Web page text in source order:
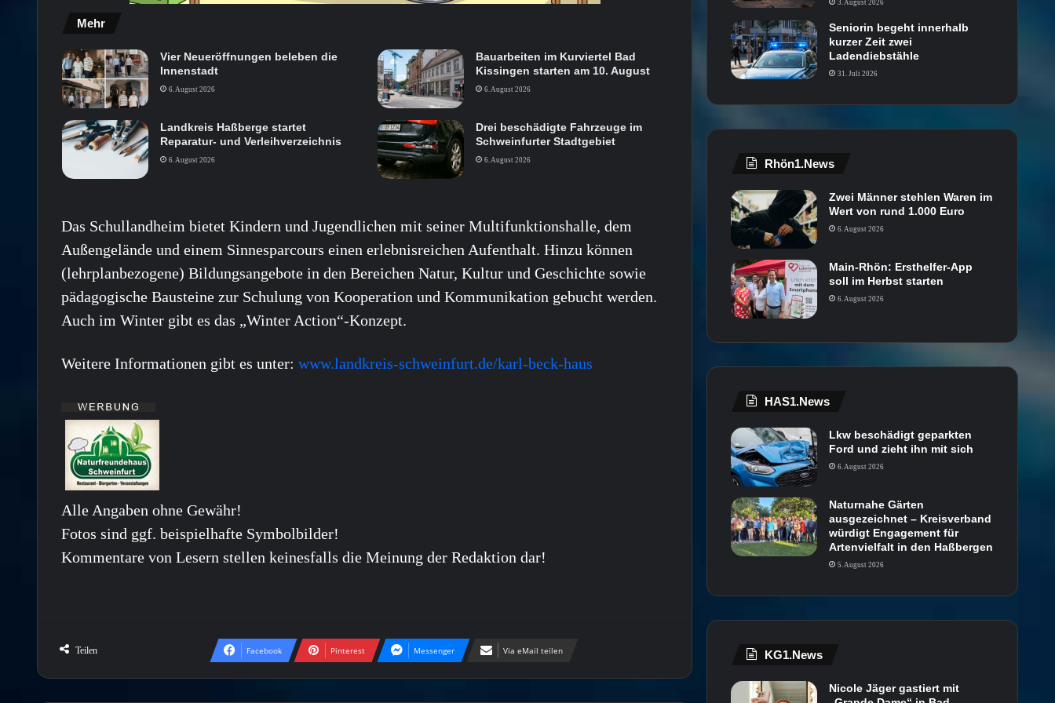
Mehr
Vier Neueröffnungen beleben die
Innenstadt
6. August 2026
Bauarbeiten im Kurviertel Bad
Kissingen starten am 10. August
6. August 2026
Landkreis Haßberge startet
Reparatur- und Verleihverzeichnis
6. August 2026
Drei beschädigte Fahrzeuge im
Schweinfurter Stadtgebiet
6. August 2026
Das Schullandheim bietet Kindern und Jugendlichen mit seiner Multifunktionshalle, dem
Außengelände und einem Sinnesparcours einen erlebnisreichen Aufenthalt. Hinzu können
(lehrplanbezogene) Bildungsangebote in den Bereichen Natur, Kultur und Geschichte sowie
pädagogische Bausteine zur Schulung von Kooperation und Kommunikation gebucht werden.
Auch im Winter gibt es das „Winter Action“-Konzept.
Weitere Informationen gibt es unter: www.landkreis-schweinfurt.de/karl-beck-haus
Alle Angaben ohne Gewähr!
Fotos sind ggf. beispielhafte Symbolbilder!
Kommentare von Lesern stellen keinesfalls die Meinung der Redaktion dar!
Teilen Facebook Pinterest Messenger Via eMail teilen
3. August 2026
Seniorin begeht innerhalb
kurzer Zeit zwei
Ladendiebstähle
31. Juli 2026
Rhön1.News
Zwei Männer stehlen Waren im
Wert von rund 1.000 Euro
6. August 2026
Main-Rhön: Ersthelfer-App
soll im Herbst starten
6. August 2026
HAS1.News
Lkw beschädigt geparkten
Ford und zieht ihn mit sich
6. August 2026
Naturnahe Gärten
ausgezeichnet – Kreisverband
würdigt Engagement für
Artenvielfalt in den Haßbergen
5. August 2026
KG1.News
Nicole Jäger gastiert mit